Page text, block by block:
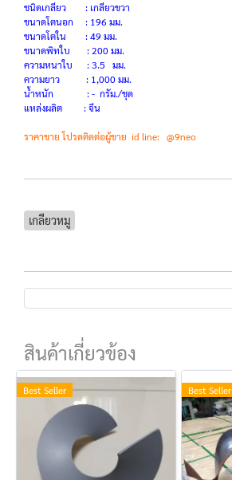
ชนิดเกลียว : เกลียวขวา
ขนาดโตนอก : 196 มม.
ขนาดโตใน : 49 มม.
ขนาดพิทใบ : 200 มม.
ความหนาใบ : 3.5 มม.
ความยาว : 1,000 มม.
น้ำหนัก : - กรัม./ชุด
แหล่งผลิต : จีน
ราคาขาย โปรดติดต่อผู้ขาย id line: @9neo
เกลียวหมู
สินค้าเกี่ยวข้อง
Best Seller Best Seller